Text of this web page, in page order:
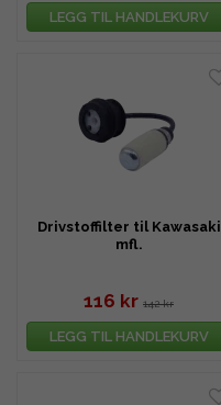
LEGG TIL HANDLEKURV
Drivstoffilter til Kawasaki
mfl.
116 kr 142 kr
LEGG TIL HANDLEKURV